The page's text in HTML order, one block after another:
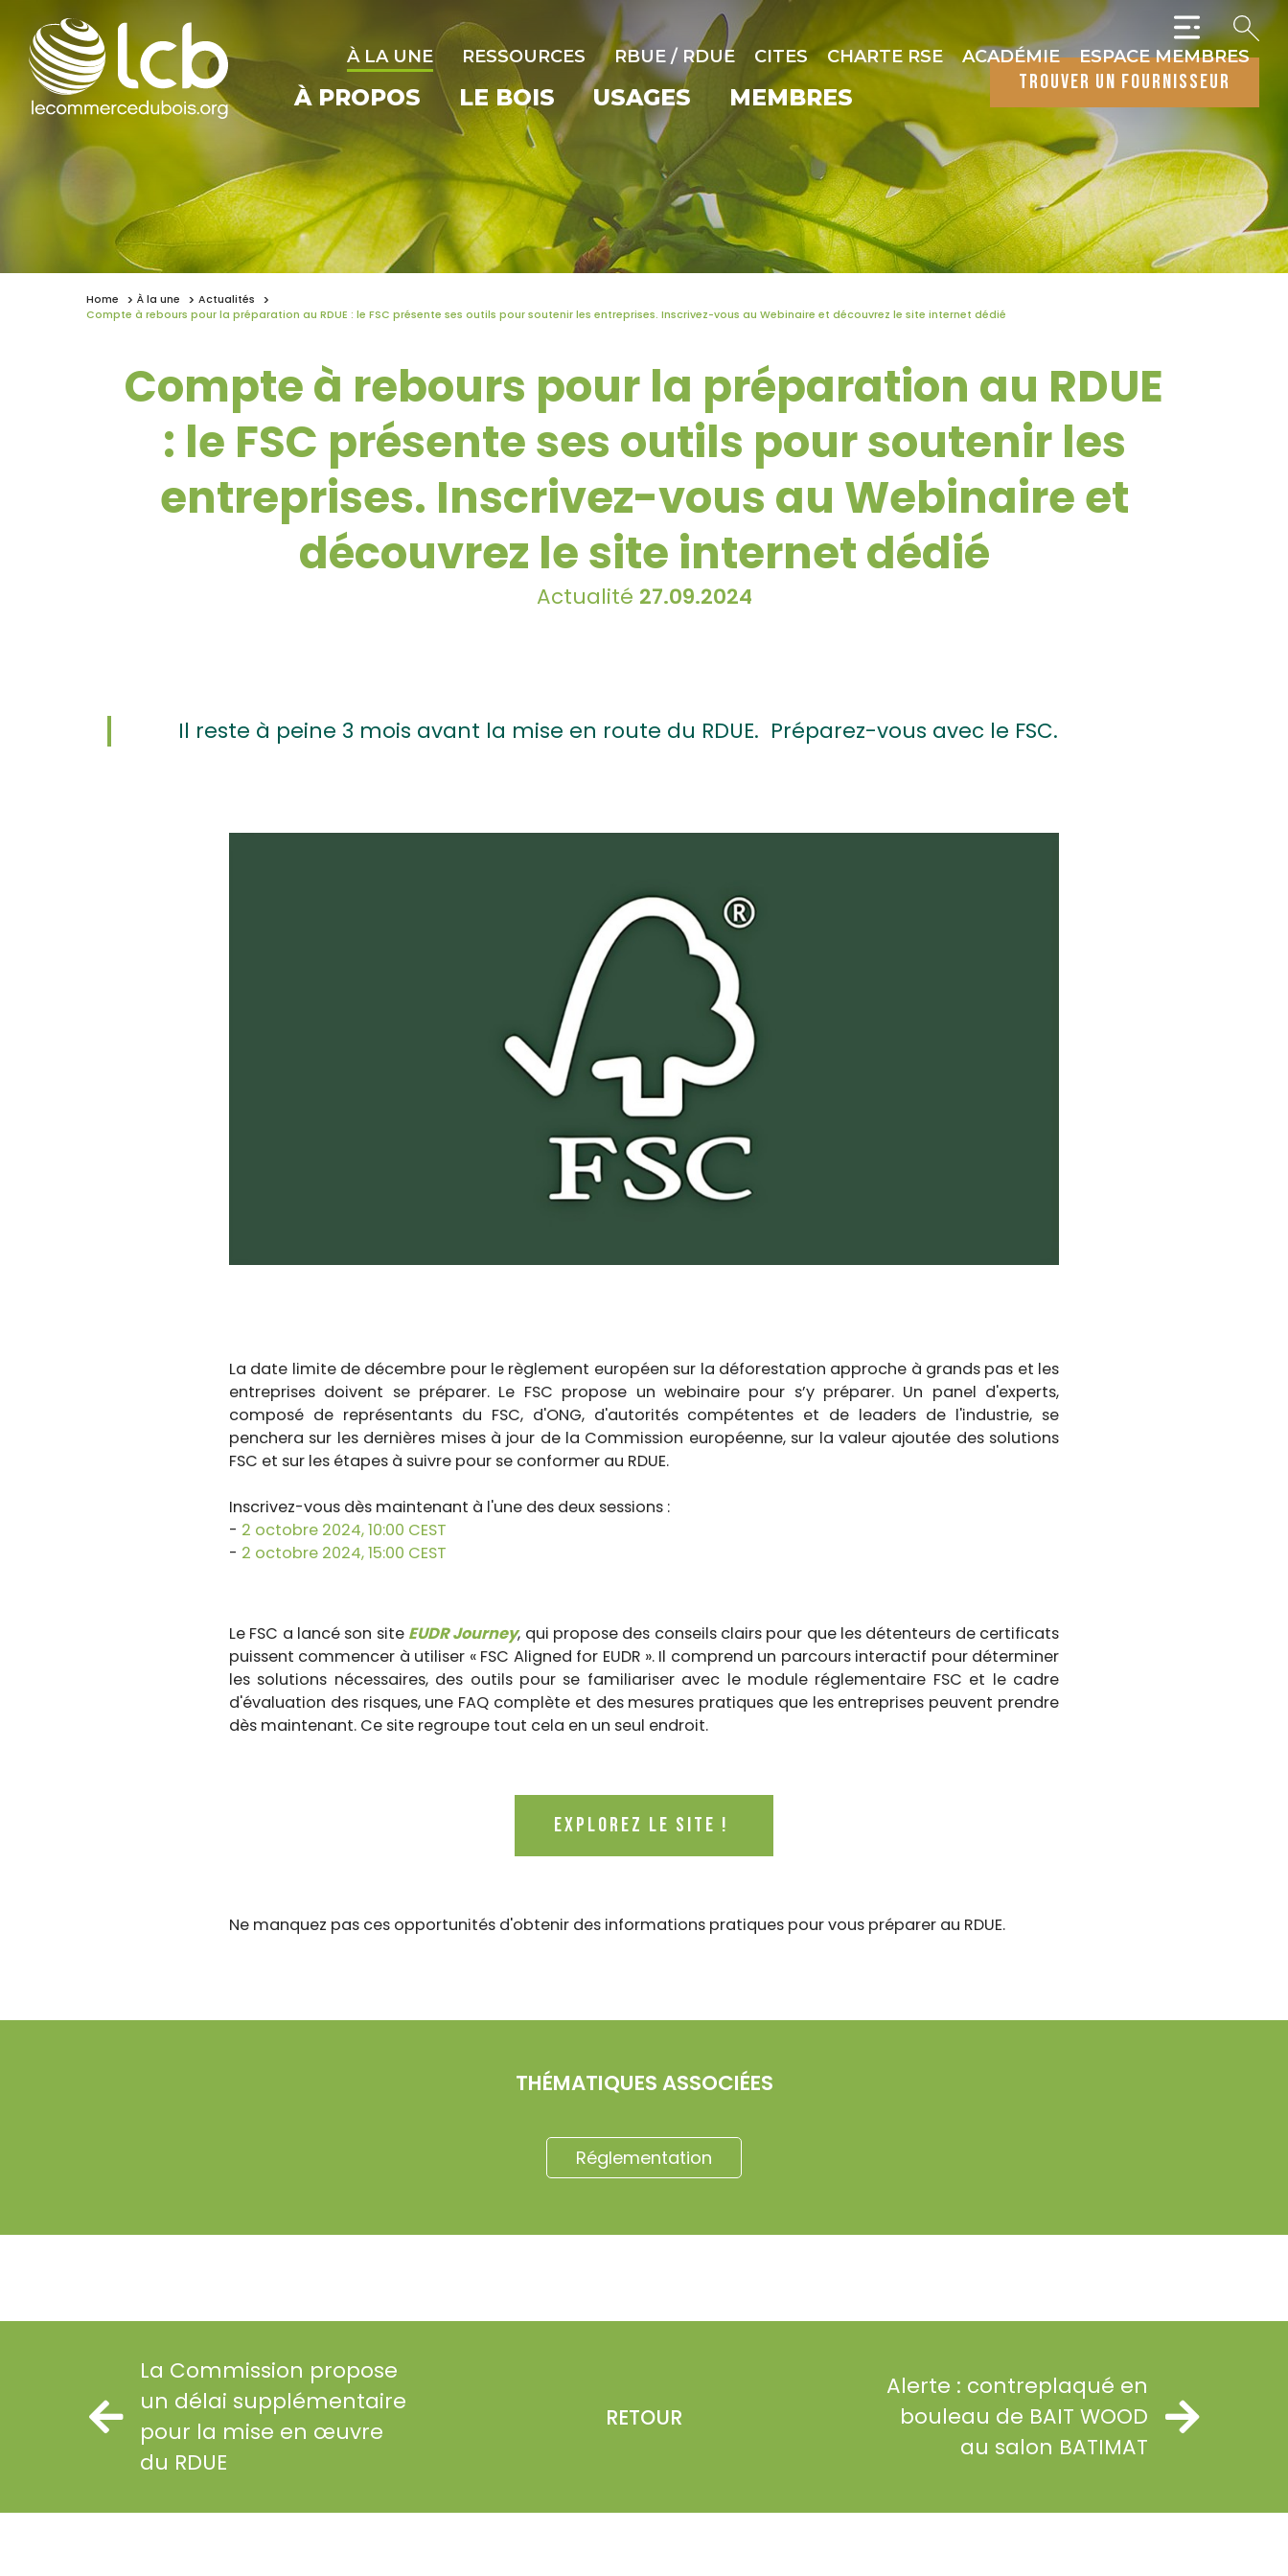
À LA UNE RESSOURCES RBUE / RDUE CITES CHARTE RSE ACADÉMIE ESPACE MEMBRES
À PROPOS LE BOIS USAGES MEMBRES
trouver un fournisseur
Home À la une
Actualités
Compte à rebours pour la préparation au RDUE : le FSC présente ses outils pour soutenir les entreprises. Inscrivez-vous au Webinaire et découvrez le site internet dédié
Compte à rebours pour la préparation au RDUE
: le FSC présente ses outils pour soutenir les
entreprises. Inscrivez-vous au Webinaire et
découvrez le site internet dédié
Actualité 27.09.2024
Il reste à peine 3 mois avant la mise en route du RDUE. Préparez-vous avec le FSC.
La date limite de décembre pour le règlement européen sur la déforestation approche à grands pas et les
entreprises doivent se préparer. Le FSC propose un webinaire pour s’y préparer. Un panel d'experts,
composé de représentants du FSC, d'ONG, d'autorités compétentes et de leaders de l'industrie, se
penchera sur les dernières mises à jour de la Commission européenne, sur la valeur ajoutée des solutions
FSC et sur les étapes à suivre pour se conformer au RDUE.
Inscrivez-vous dès maintenant à l'une des deux sessions :
- 2 octobre 2024, 10:00 CEST
- 2 octobre 2024, 15:00 CEST
Le FSC a lancé son site EUDR Journey, qui propose des conseils clairs pour que les détenteurs de certificats
puissent commencer à utiliser « FSC Aligned for EUDR ». Il comprend un parcours interactif pour déterminer
les solutions nécessaires, des outils pour se familiariser avec le module réglementaire FSC et le cadre
d'évaluation des risques, une FAQ complète et des mesures pratiques que les entreprises peuvent prendre
dès maintenant. Ce site regroupe tout cela en un seul endroit.
Explorez le site !
Ne manquez pas ces opportunités d'obtenir des informations pratiques pour vous préparer au RDUE.
THÉMATIQUES ASSOCIÉES
Réglementation
La Commission propose
un délai supplémentaire
pour la mise en œuvre
du RDUE
RETOUR
Alerte : contreplaqué en
bouleau de BAIT WOOD
au salon BATIMAT